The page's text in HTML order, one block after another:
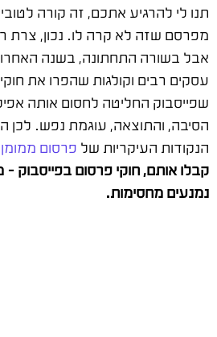
תנו לי להרגיע אתכם, זה קורה
מפרסם שזה לא קרה לו. נכון, צרת
אבל בשורה התחתונה, בשנה
עסקים רבים וקולגות שהפרו את
שפייסבוק החליטה לחסום אותה
הסיבה, והתוצאה, עוגמת נפש. לכן
הנקודות העיקריות של פרסום ממומן
קבלו אותם, חוקי פרסום בפייסבוק
נמנעים מחסימות.